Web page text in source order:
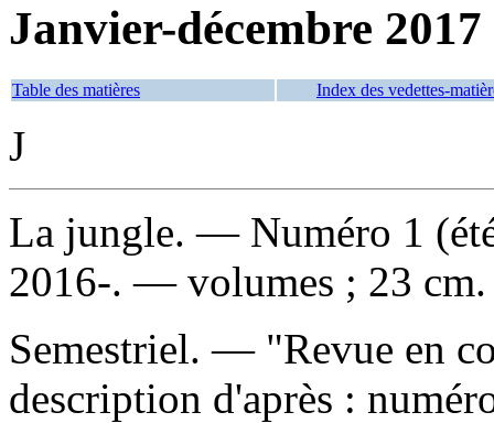
Janvier-décembre 2017
Table des matières Index des vedettes-
J
La jungle. — Numéro 1
2016-. — volumes ; 23 cm.
Semestriel. — "Revue en
description d'après :